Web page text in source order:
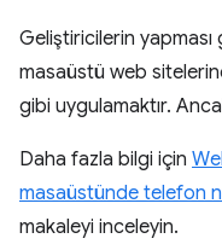
Geliştiricilerin
masaüstü web
gibi uygulamaktır.
Daha fazla bilgi için
masaüstünde telefon
makaleyi inceleyin.